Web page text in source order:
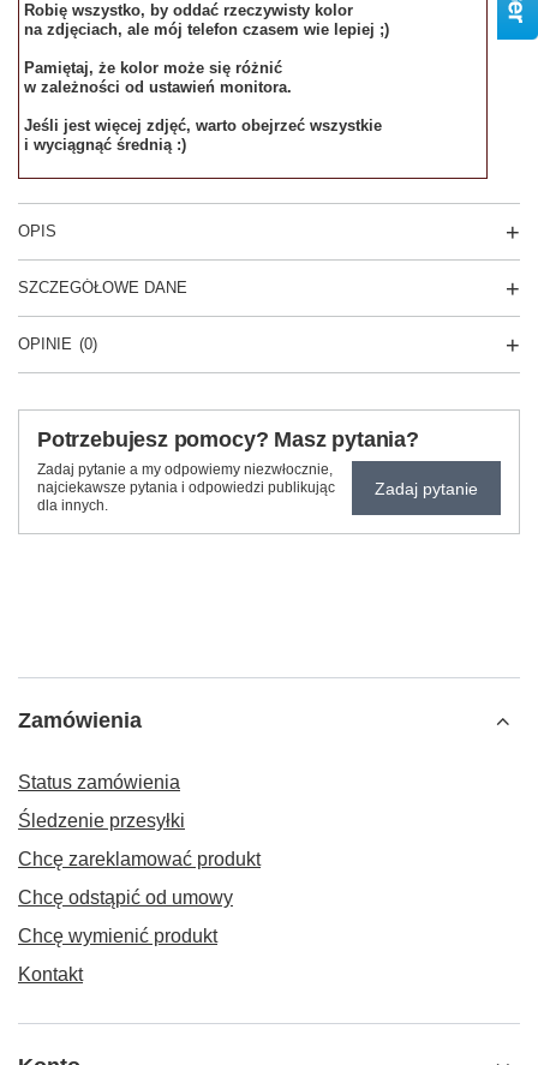
Robię wszystko, by oddać rzeczywisty kolor
na zdjęciach, ale mój telefon czasem wie lepiej ;)
Pamiętaj, że kolor może się różnić
w zależności od ustawień monitora.
Jeśli jest więcej zdjęć, warto obejrzeć wszystkie
i wyciągnąć średnią :)
OPIS
SZCZEGÓŁOWE DANE
OPINIE (0)
Potrzebujesz pomocy? Masz pytania?
Zadaj pytanie a my odpowiemy niezwłocznie,
najciekawsze pytania i odpowiedzi publikując
dla innych.
Zadaj pytanie
Zamówienia
Status zamówienia
Śledzenie przesyłki
Chcę zareklamować produkt
Chcę odstąpić od umowy
Chcę wymienić produkt
Kontakt